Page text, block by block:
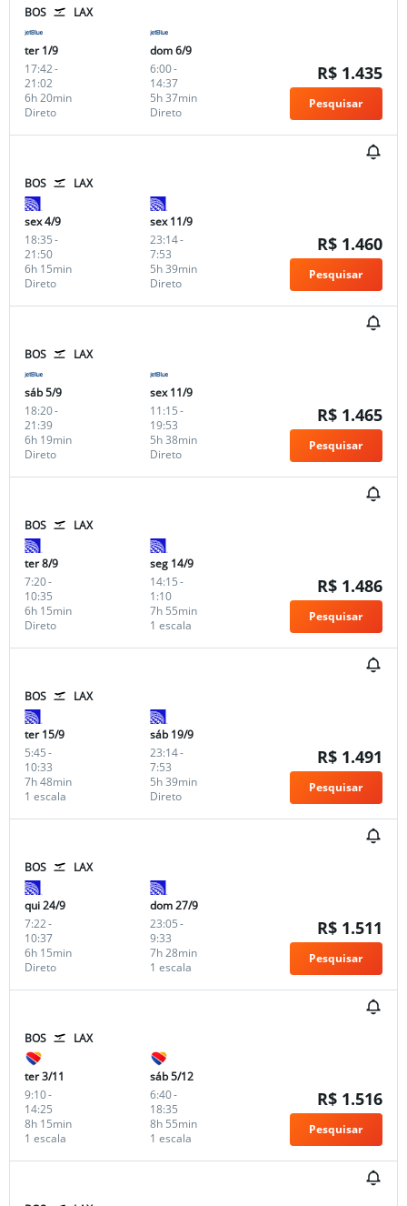
BOS LAX
ter 1/9
17:42-
21:02
Direto
6h 20min
dom 6/9
6:00-
14:37
Direto
5h 37min
R$ 1.435
Pesquisar
BOS LAX
sex 4/9
18:35-
21:50
Direto
6h 15min
sex 11/9
23:14-
7:53
Direto
5h 39min
R$ 1.460
Pesquisar
BOS LAX
sáb 5/9
18:20-
21:39
Direto
6h 19min
sex 11/9
11:15-
19:53
Direto
5h 38min
R$ 1.465
Pesquisar
BOS LAX
ter 8/9
7:20-
10:35
Direto
6h 15min
seg 14/9
14:15-
1:10
1 escala
7h 55min
R$ 1.486
Pesquisar
BOS LAX
ter 15/9
5:45-
10:33
1 escala
7h 48min
sáb 19/9
23:14-
7:53
Direto
5h 39min
R$ 1.491
Pesquisar
BOS LAX
qui 24/9
7:22-
10:37
Direto
6h 15min
dom 27/9
23:05-
9:33
1 escala
7h 28min
R$ 1.511
Pesquisar
BOS LAX
ter 3/11
9:10-
14:25
1 escala
8h 15min
sáb 5/12
6:40-
18:35
1 escala
8h 55min
R$ 1.516
Pesquisar